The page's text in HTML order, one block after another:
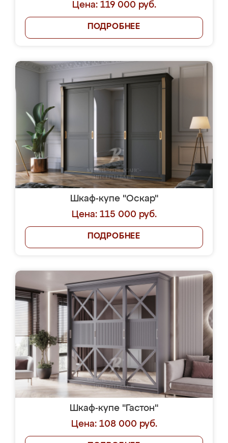
Цена: 119 000 руб.
ПОДРОБНЕЕ
Шкаф-купе "Оскар"
Цена: 115 000 руб.
ПОДРОБНЕЕ
Шкаф-купе "Гастон"
Цена: 108 000 руб.